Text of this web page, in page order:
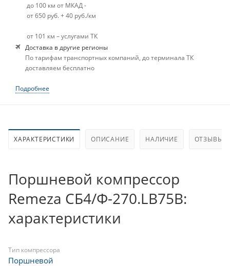
до 100 км от МКАД -
от 650 руб. + 40 руб./км
от 101 км – услугами ТК
Доставка в другие регионы
По тарифам транспортных компаний, до терминала ТК
доставляем бесплатно
Подробнее
ХАРАКТЕРИСТИКИ ОПИСАНИЕ НАЛИЧИЕ ОТЗЫВЫ
Поршневой компрессор
Remeza СБ4/Ф-270.LB75B:
характеристики
Тип компрессора
Поршневой